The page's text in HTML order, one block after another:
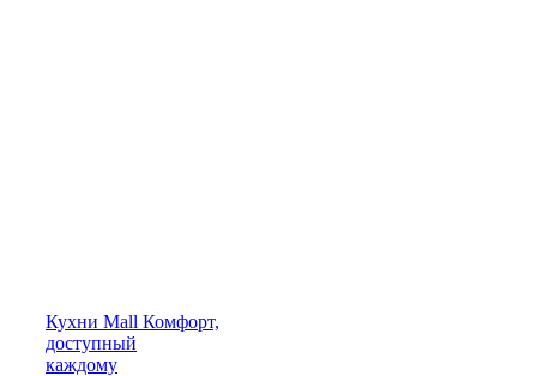
Кухни Mall Комфорт,
доступный
каждому